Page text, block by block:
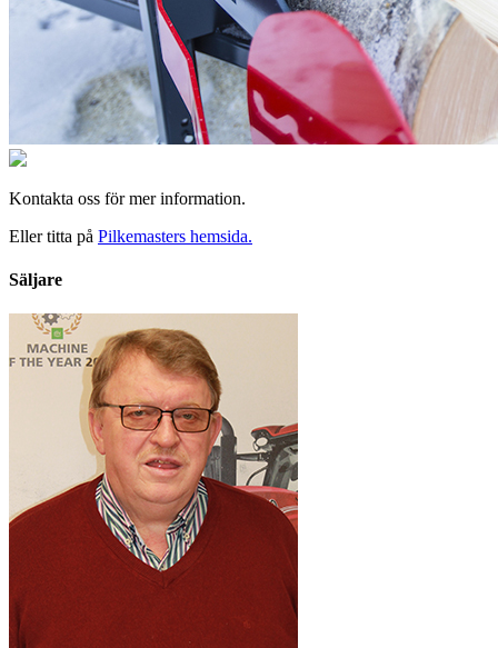
Kontakta oss för mer information.
Eller titta på Pilkemasters hemsida.
Säljare